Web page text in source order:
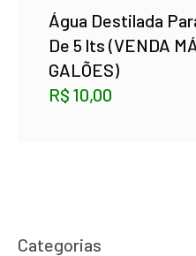
Água Destilada
De 5 lts (VENDA
GALÕES)
R$ 10,00
Categorias